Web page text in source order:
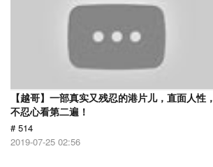
【越哥】一部真实又残忍的港片儿，直面人性，
不忍心看第二遍！
# 514
2019-07-25 02:56